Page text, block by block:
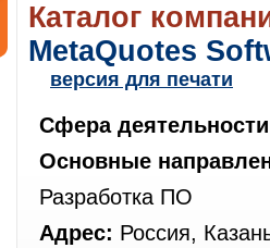
Каталог
MetaQuotes
версия для печати
Сфера
Основные
Разработка ПО
Адрес: Россия,